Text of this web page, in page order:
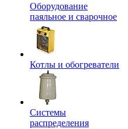
Оборудование
паяльное и сварочное
Котлы и обогреватели
Системы
распределения